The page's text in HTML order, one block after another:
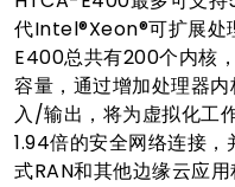
代Intel®Xeon®可扩展处
E400总共有200个内核
容量，通过增加处理器
入/输出，将为虚拟化工
1.94倍的安全网络连接
式RAN和其他边缘云应用